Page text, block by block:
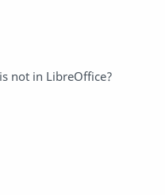
not in LibreOffice?